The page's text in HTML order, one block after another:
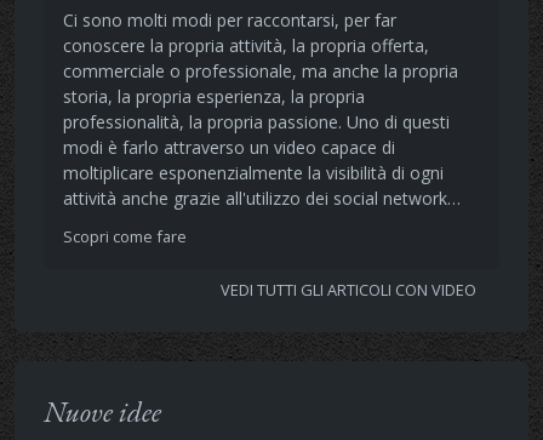
Ci sono molti modi per raccontarsi, per far
conoscere la propria attività, la propria offerta,
commerciale o professionale, ma anche la propria
storia, la propria esperienza, la propria
professionalità, la propria passione. Uno di questi
modi è farlo attraverso un video capace di
moltiplicare esponenzialmente la visibilità di ogni
attività anche grazie all'utilizzo dei social network…
Scopri come fare
VEDI TUTTI GLI ARTICOLI CON VIDEO
Nuove idee